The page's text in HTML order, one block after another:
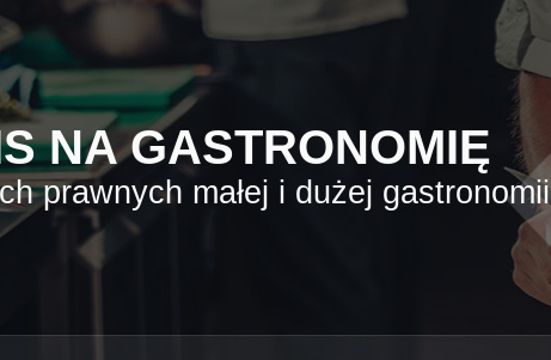
NA GASTRONOMIĘ
prawnych małej i dużej gastronomii